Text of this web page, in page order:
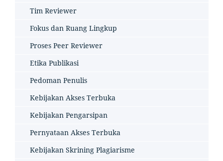
Tim Reviewer
Fokus dan Ruang Lingkup
Proses Peer Reviewer
Etika Publikasi
Pedoman Penulis
Kebijakan Akses Terbuka
Kebijakan Pengarsipan
Pernyataan Akses Terbuka
Kebijakan Skrining Plagiarisme